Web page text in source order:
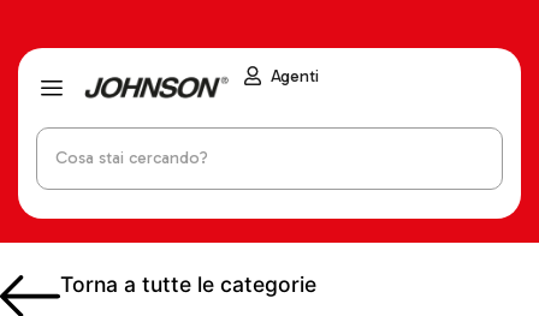
Agenti
Torna a tutte le categorie